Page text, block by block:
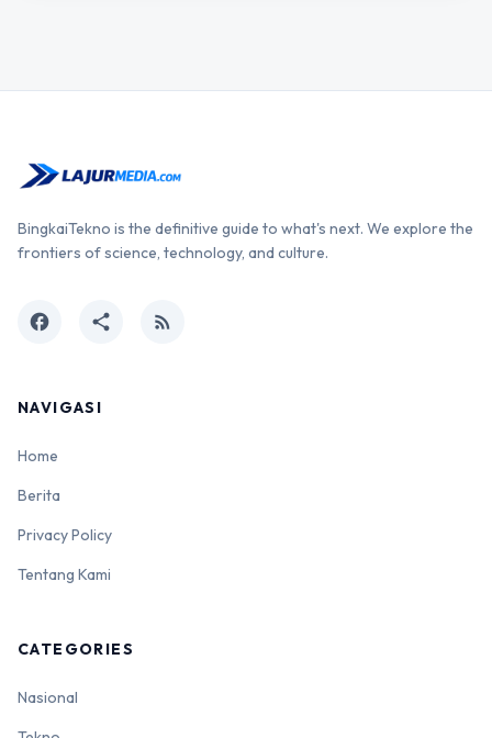
BingkaiTekno is the definitive guide to what's next. We explore the
frontiers of science, technology, and culture.
facebook share rss_feed
NAVIGASI
Home
Berita
Privacy Policy
Tentang Kami
CATEGORIES
Nasional